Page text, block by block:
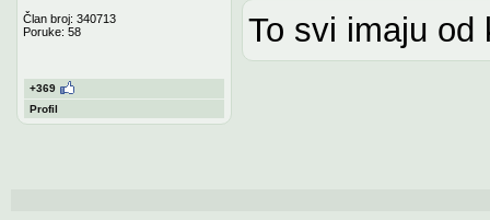
Član broj: 340713
Poruke: 58
+369
Profil
To svi imaju od